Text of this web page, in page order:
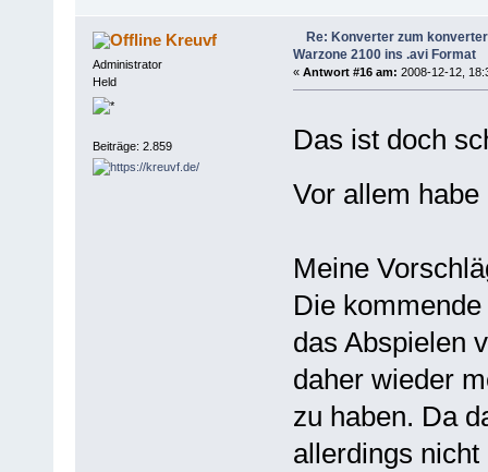
Kreuvf
Administrator
Held
Beiträge: 2.859
Re: Konverter zum
Warzone 2100 ins .avi Format
« Antwort #16 am: 2008-12-12,
Das ist doch
Vor allem
Meine
Die
das Abspielen
daher wieder
zu haben. Da
allerdings